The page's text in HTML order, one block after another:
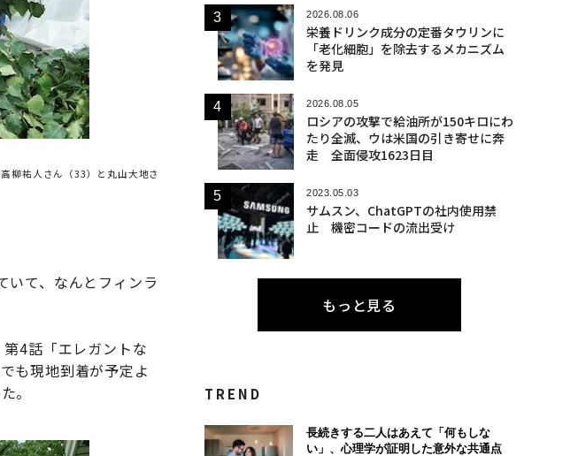
柳祐人さん（33）と丸山大地さ
いて、なんとフィンラ
4話「エレガントな
も現地到着が予定よ
。
2026.08.06
栄養ドリンク成分の定番タウリンに
「老化細胞」を除去するメカニズム
を発見
2026.08.05
ロシアの攻撃で給油所が150キロにわ
たり全滅、ウは米国の引き寄せに奔
走 全面侵攻1623日目
2023.05.03
サムスン、ChatGPTの社内使用禁
止 機密コードの流出受け
もっと見る
TREND
長続きする二人はあえて「何もしな
い」、心理学が証明した意外な共通点